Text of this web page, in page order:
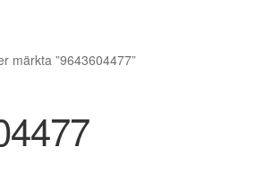
märkta ”9643604477”